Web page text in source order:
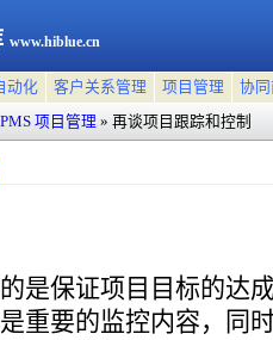
www.hiblue.cn
动化 客户关系管理 项目管理
协
PMS 项目管理 » 再谈项目跟踪和控制
是保证项目目标的达
重要的监控内容，同